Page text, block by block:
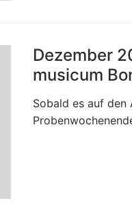
Dezember
musicum
Sobald es auf den